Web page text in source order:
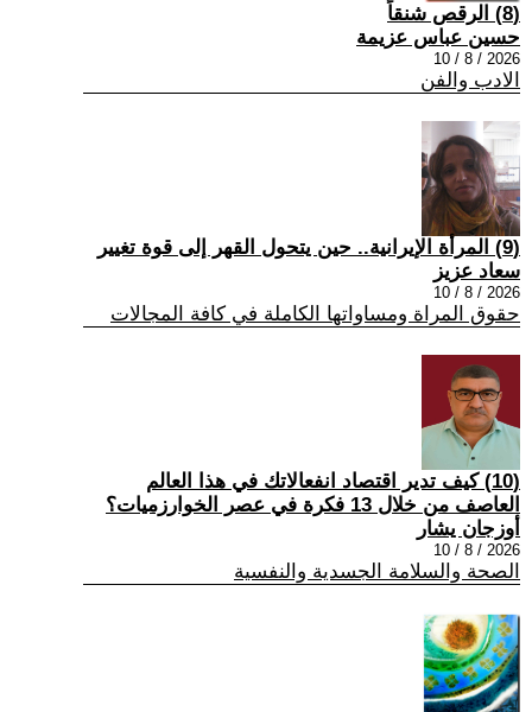
(8) الرقص شنقاً
حسين عباس عزيمة
2026 / 8 / 10
الادب والفن
(9) المرأة الإيرانية.. حين يتحول القهر إلى قوة تغيير
سعاد عزيز
2026 / 8 / 10
حقوق المراة ومساواتها الكاملة في كافة المجالات
(10) كيف تدير اقتصاد انفعالاتك في هذا العالم
العاصف من خلال 13 فكرة في عصر الخوارزميات؟
أوزجان يشار
2026 / 8 / 10
الصحة والسلامة الجسدية والنفسية